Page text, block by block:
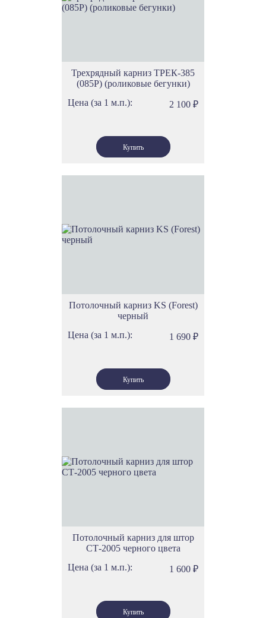
Трехрядный карниз ТРЕК-385
(085Р) (роликовые бегунки)
Цена (за 1 м.п.):
2 100 ₽
Потолочный карниз KS (Forest)
черный
Цена (за 1 м.п.):
1 690 ₽
Потолочный карниз для штор
СТ-2005 черного цвета
Цена (за 1 м.п.):
1 600 ₽